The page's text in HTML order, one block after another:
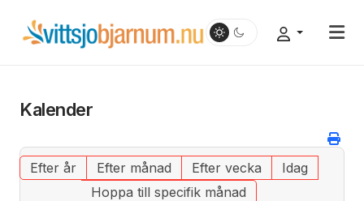
Kalender
Efter år Efter månad Efter vecka
Idag
Hoppa till specifik månad